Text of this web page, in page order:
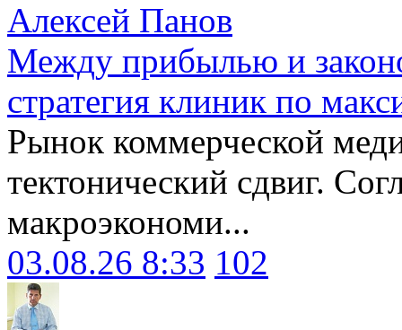
Алексей Панов
Между прибылью и
стратегия клиник по
Рынок коммерческой
тектонический сдвиг.
макроэкономи...
03.08.26 8:33 102